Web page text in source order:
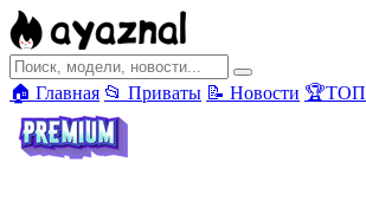
🏠 Главная 📂 Приваты 📝 Новости 🏆ТОП